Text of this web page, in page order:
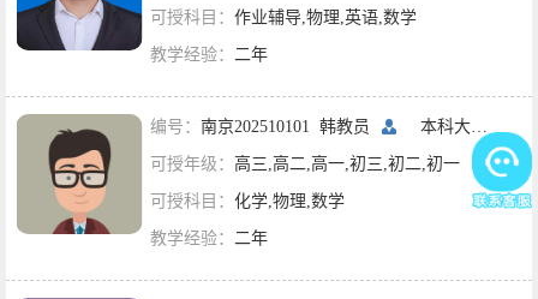
可授科目： 作业辅导,物理,英语,数学
教学经验： 二年
编号： 南京202510101 韩教员 本科大一
可授年级： 高三,高二,高一,初三,初二,初一
可授科目： 化学,物理,数学
教学经验： 二年